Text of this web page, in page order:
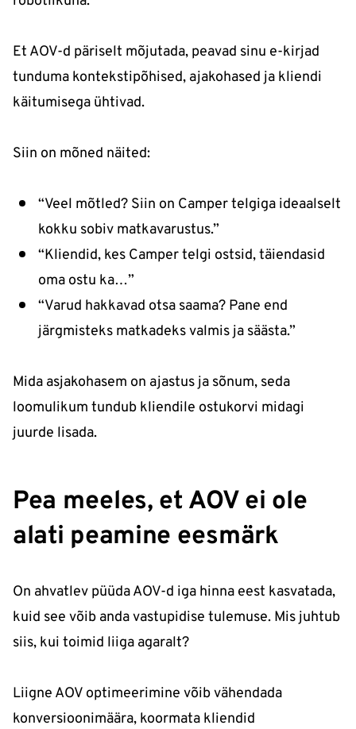
Et AOV-d päriselt mõjutada, peavad sinu e-kirjad
tunduma kontekstipõhised, ajakohased ja kliendi
käitumisega ühtivad.
Siin on mõned näited:
“Veel mõtled? Siin on Camper telgiga ideaalselt
kokku sobiv matkavarustus.”
“Kliendid, kes Camper telgi ostsid, täiendasid
oma ostu ka…”
“Varud hakkavad otsa saama? Pane end
järgmisteks matkadeks valmis ja säästa.”
Mida asjakohasem on ajastus ja sõnum, seda
loomulikum tundub kliendile ostukorvi midagi
juurde lisada.
Pea meeles, et AOV ei ole
alati peamine eesmärk
On ahvatlev püüda AOV-d iga hinna eest kasvatada,
kuid see võib anda vastupidise tulemuse. Mis juhtub
siis, kui toimid liiga agaralt?
Liigne AOV optimeerimine võib vähendada
konversioonimäära, koormata kliendid